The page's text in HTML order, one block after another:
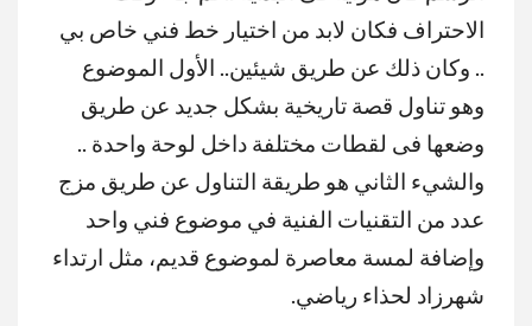
الاحتراف فكان لابد من اختيار خط فني خاص بي
.. وكان ذلك عن طريق شيئين.. الأول الموضوع
وهو تناول قصة تاريخية بشكل جديد عن طريق
وضعها فى لقطات مختلفة داخل لوحة واحدة ..
والشيء الثاني هو طريقة التناول عن طريق مزج
عدد من التقنيات الفنية في موضوع فني واحد
وإضافة لمسة معاصرة لموضوع قديم، مثل ارتداء
شهرزاد لحذاء رياضي.